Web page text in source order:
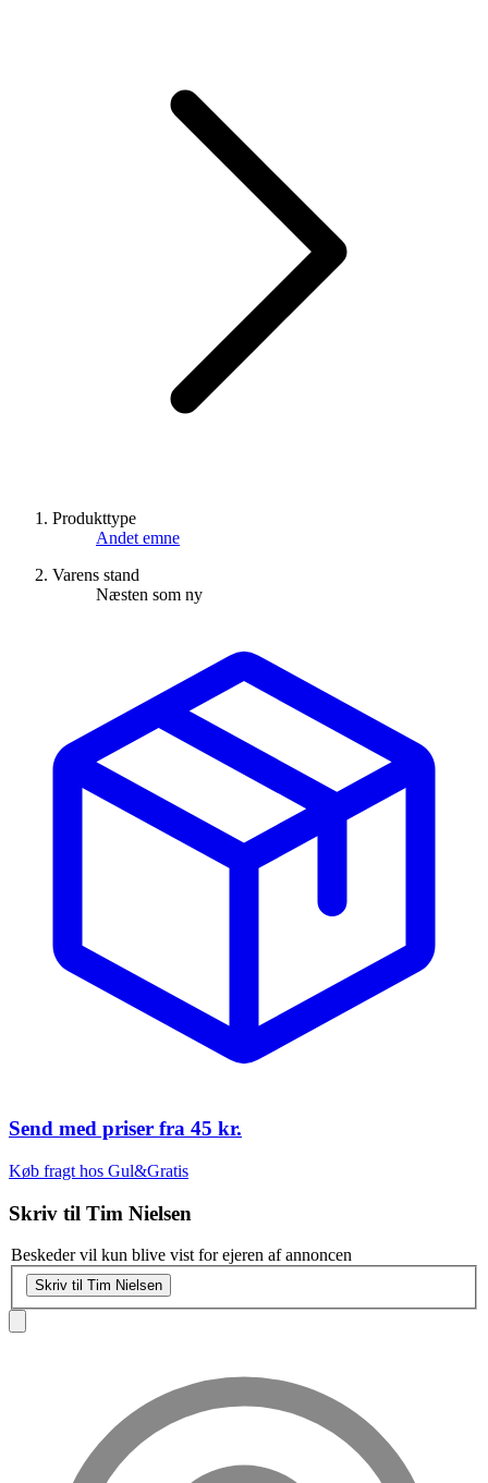
Produkttype
Andet emne
Varens stand
Næsten som ny
Send med priser fra 45 kr.
Køb fragt hos Gul&Gratis
Skriv til Tim Nielsen
Beskeder vil kun blive vist for ejeren af annoncen
Skriv til Tim Nielsen